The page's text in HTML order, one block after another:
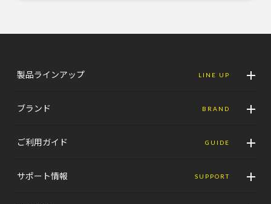
製品ラインアップ LINE UP
ブランド BRAND
ご利用ガイド GUIDE
サポート情報 SUPPORT